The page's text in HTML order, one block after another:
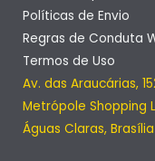
Políticas de Envio
Regras de Conduta
Termos de Uso
Av. das Araucárias,
Metrópole Shopping
Águas Claras,